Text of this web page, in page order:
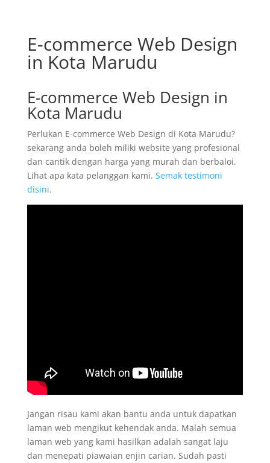
E-commerce Web Design
in Kota Marudu
E-commerce Web Design in
Kota Marudu
Perlukan E-commerce Web Design di Kota Marudu?
sekarang anda boleh miliki website yang profesional
dan cantik dengan harga yang murah dan berbaloi.
Lihat apa kata pelanggan kami. Semak testimoni
disini.
Jangan risau kami akan bantu anda untuk dapatkan
laman web mengikut kehendak anda. Malah semua
laman web yang kami hasilkan adalah sangat laju
dan menepati piawaian enjin carian. Sudah pasti